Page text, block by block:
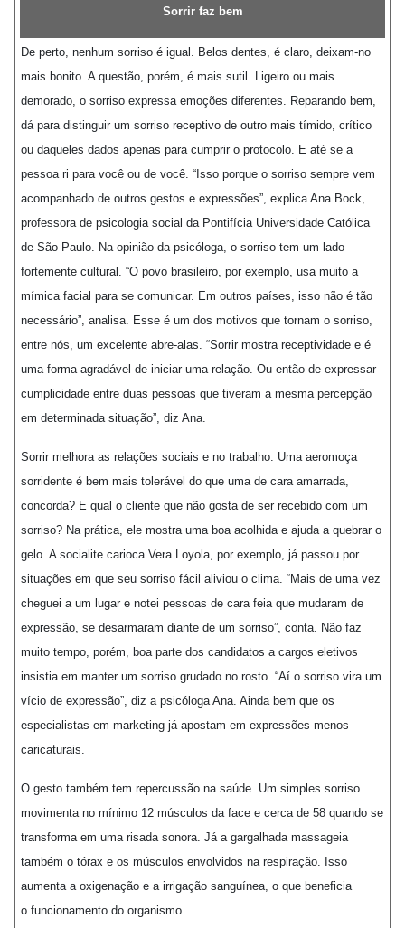
Sorrir faz bem
De perto, nenhum sorriso é igual. Belos dentes, é claro, deixam-no
mais bonito. A questão, porém, é mais sutil. Ligeiro ou mais
demorado, o sorriso expressa emoções diferentes. Reparando bem,
dá para distinguir um sorriso receptivo de outro mais tímido, crítico
ou daqueles dados apenas para cumprir o protocolo. E até se a
pessoa ri para você ou de você. “Isso porque o sorriso sempre vem
acompanhado de outros gestos e expressões”, explica Ana Bock,
professora de psicologia social da Pontifícia Universidade Católica
de São Paulo. Na opinião da psicóloga, o sorriso tem um lado
fortemente cultural. “O povo brasileiro, por exemplo, usa muito a
mímica facial para se comunicar. Em outros países, isso não é tão
necessário”, analisa. Esse é um dos motivos que tornam o sorriso,
entre nós, um excelente abre-alas. “Sorrir mostra receptividade e é
uma forma agradável de iniciar uma relação. Ou então de expressar
cumplicidade entre duas pessoas que tiveram a mesma percepção
em determinada situação”, diz Ana.
Sorrir melhora as relações sociais e no trabalho. Uma aeromoça
sorridente é bem mais tolerável do que uma de cara amarrada,
concorda? E qual o cliente que não gosta de ser recebido com um
sorriso? Na prática, ele mostra uma boa acolhida e ajuda a quebrar o
gelo. A socialite carioca Vera Loyola, por exemplo, já passou por
situações em que seu sorriso fácil aliviou o clima. “Mais de uma vez
cheguei a um lugar e notei pessoas de cara feia que mudaram de
expressão, se desarmaram diante de um sorriso”, conta. Não faz
muito tempo, porém, boa parte dos candidatos a cargos eletivos
insistia em manter um sorriso grudado no rosto. “Aí o sorriso vira um
vício de expressão”, diz a psicóloga Ana. Ainda bem que os
especialistas em marketing já apostam em expressões menos
caricaturais.
O gesto também tem repercussão na saúde. Um simples sorriso
movimenta no mínimo 12 músculos da face e cerca de 58 quando se
transforma em uma risada sonora. Já a gargalhada massageia
também o tórax e os músculos envolvidos na respiração. Isso
aumenta a oxigenação e a irrigação sanguínea, o que beneficia
o funcionamento do organismo.